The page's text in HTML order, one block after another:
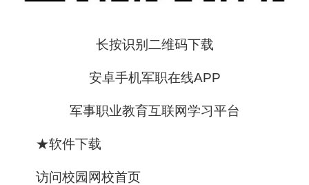
长按识别二维码下载
安卓手机军职在线APP
军事职业教育互联网学习平台
★软件下载
访问校园网校首页